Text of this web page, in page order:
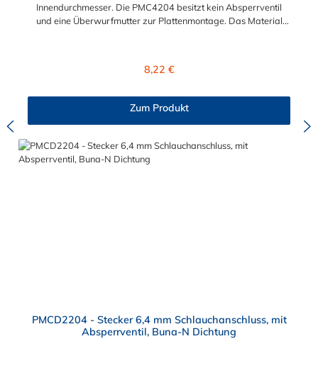
Innendurchmesser. Die PMC4204 besitzt kein Absperrventil
und eine Überwurfmutter zur Plattenmontage. Das Material
der PMC-, PMC12- und MC- Serie kombinieren.
Regulärer Preis:
8,22 €
Zum Produkt
PMCD2204 - Stecker 6,4 mm Schlauchanschluss, mit
Absperrventil, Buna-N Dichtung